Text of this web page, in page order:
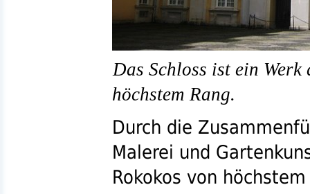
Das Schloss ist ein Werk
höchstem Rang.
Durch die
Malerei und
Rokokos von